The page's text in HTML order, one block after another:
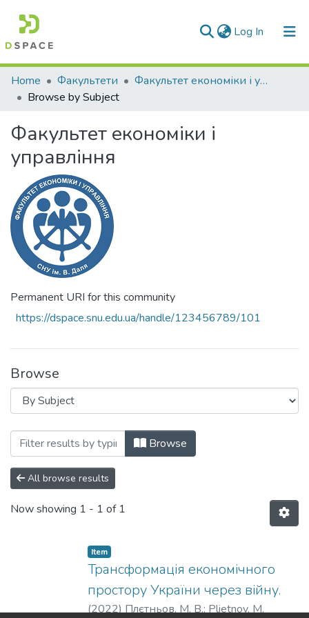
Log In (current)
Communities & Collections
All of DSpace
Home Факультети
Факультет економіки і управління
Browse by Subject
Факультет економіки і
управління
Permanent URI for this community
https://dspace.snu.edu.ua/handle/123456789/101
Browse
Browsing Факультет економіки і
Browse
All browse results
Now showing 1 - 1 of 1
Item
Трансформація економічного
простору України через війну.
(2022)Плєтньов, М. В.;Plietnov, M.